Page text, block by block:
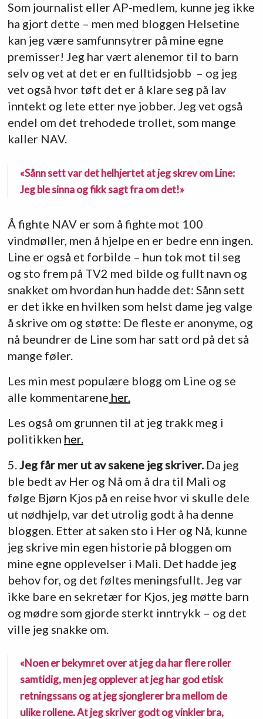
Som journalist eller AP-medlem, kunne jeg ikke
ha gjort dette – men med bloggen Helsetine
kan jeg være samfunnsytrer på mine egne
premisser! Jeg har vært alenemor til to barn
selv og vet at det er en fulltidsjobb – og jeg
vet også hvor tøft det er å klare seg på lav
inntekt og lete etter nye jobber. Jeg vet også
endel om det trehodede trollet, som mange
kaller NAV.
«Sånn sett var det helhjertet at jeg skrev om Line:
Jeg ble sinna og fikk sagt fra om det!»
Å fighte NAV er som å fighte mot 100
vindmøller, men å hjelpe en er bedre enn ingen.
Line er også et forbilde – hun tok mot til seg
og sto frem på TV2 med bilde og fullt navn og
snakket om hvordan hun hadde det: Sånn sett
er det ikke en hvilken som helst dame jeg valge
å skrive om og støtte: De fleste er anonyme, og
nå beundrer de Line som har satt ord på det så
mange føler.
Les min mest populære blogg om Line og se
alle kommentarene her.
Les også om grunnen til at jeg trakk meg i
politikken her.
5. Jeg får mer ut av sakene jeg skriver.Da jeg
ble bedt av Her og Nå om å dra til Mali og
følge Bjørn Kjos på en reise hvor vi skulle dele
ut nødhjelp, var det utrolig godt å ha denne
bloggen. Etter at saken sto i Her og Nå, kunne
jeg skrive min egen historie på bloggen om
mine egne opplevelser i Mali. Det hadde jeg
behov for, og det føltes meningsfullt. Jeg var
ikke bare en sekretær for Kjos, jeg møtte barn
og mødre som gjorde sterkt inntrykk – og det
ville jeg snakke om.
«Noen er bekymret over at jeg da har flere roller
samtidig, men jeg opplever at jeg har god etisk
retningssans og at jeg sjonglerer bra mellom de
ulike rollene. At jeg skriver godt og vinkler bra,